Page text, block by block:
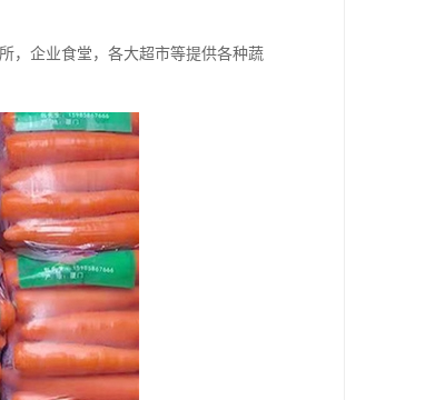
，企业食堂，各大超市等提供各种蔬